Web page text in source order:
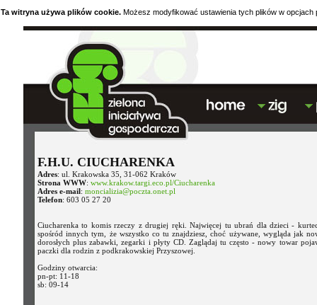
Ta witryna używa plików cookie. Możesz modyfikować ustawienia tych plików w opcjach
F.H.U. CIUCHARENKA
Adres: ul. Krakowska 35, 31-062 Kraków
Strona WWW: www.krakow.targi.eco.pl/Ciucharenka
Adres e-mail: moncializia@poczta.onet.pl
Telefon: 603 05 27 20
Ciucharenka to komis rzeczy z drugiej ręki. Najwięcej tu ubrań dla dzieci -
spośród innych tym, że wszystko co tu znajdziesz, choć używane, wygląda jak
dorosłych plus zabawki, zegarki i płyty CD. Zaglądaj tu często - nowy towar
paczki dla rodzin z podkrakowskiej Przyszowej.
Godziny otwarcia:
pn-pt: 11-18
sb: 09-14